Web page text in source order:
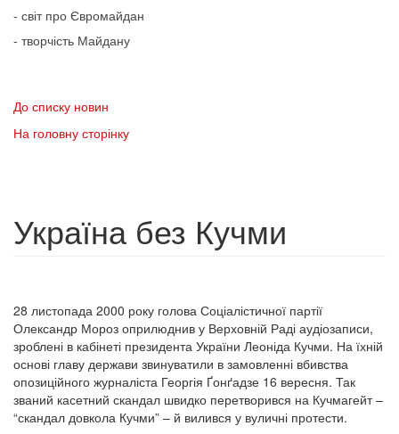
- світ про Євромайдан
- творчість Майдану
До списку новин
На головну сторінку
Україна без Кучми
28 листопада 2000 року голова Соціалістичної партії
Олександр Мороз оприлюднив у Верховній Раді аудіозаписи,
зроблені в кабінеті президента України Леоніда Кучми. На їхній
основі главу держави звинуватили в замовленні вбивства
опозиційного журналіста Георгія Ґонґадзе 16 вересня. Так
званий касетний скандал швидко перетворився на Кучмагейт –
“скандал довкола Кучми” – й вилився у вуличні протести.